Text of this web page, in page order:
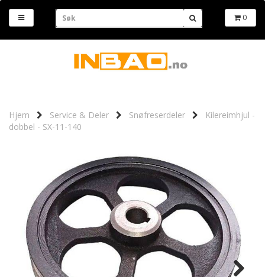
0
Hjem Service & Deler Snøfreserdeler
Kilereimhjul -
dobbel - SX-11-140